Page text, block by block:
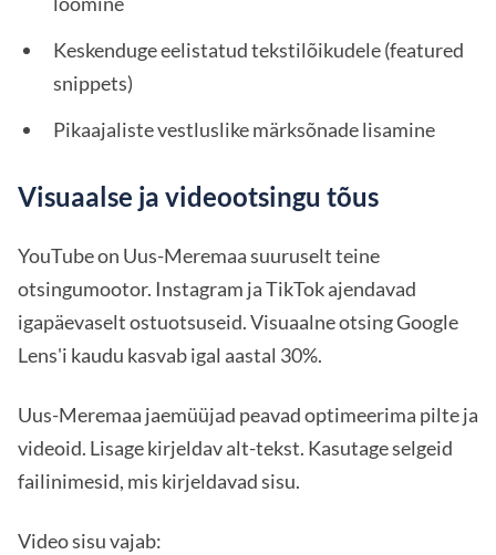
Keskenduge eelistatud tekstilõikudele (featured
snippets)
Pikaajaliste vestluslike märksõnade lisamine
Visuaalse ja videootsingu tõus
YouTube on Uus-Meremaa suuruselt teine
otsingumootor. Instagram ja TikTok ajendavad
igapäevaselt ostuotsuseid. Visuaalne otsing Google
Lens'i kaudu kasvab igal aastal 30%.
Uus-Meremaa jaemüüjad peavad optimeerima pilte ja
videoid. Lisage kirjeldav alt-tekst. Kasutage selgeid
failinimesid, mis kirjeldavad sisu.
Video sisu vajab: